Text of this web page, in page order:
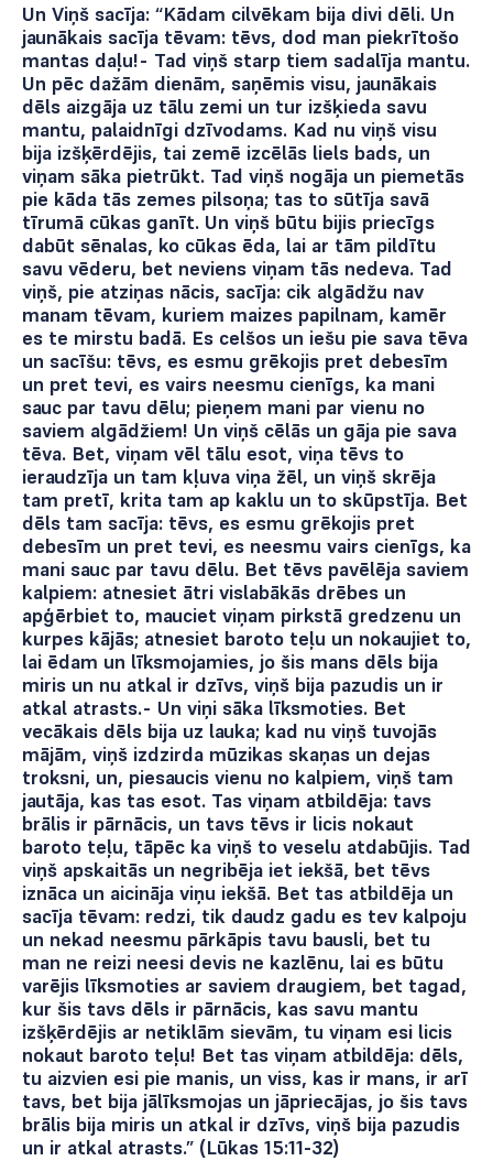
Un Viņš sacīja: “Kādam cilvēkam bija divi dēli. Un
jaunākais sacīja tēvam: tēvs, dod man piekrītošo
mantas daļu!- Tad viņš starp tiem sadalīja mantu.
Un pēc dažām dienām, saņēmis visu, jaunākais
dēls aizgāja uz tālu zemi un tur izšķieda savu
mantu, palaidnīgi dzīvodams. Kad nu viņš visu
bija izšķērdējis, tai zemē izcēlās liels bads, un
viņam sāka pietrūkt. Tad viņš nogāja un piemetās
pie kāda tās zemes pilsoņa; tas to sūtīja savā
tīrumā cūkas ganīt. Un viņš būtu bijis priecīgs
dabūt sēnalas, ko cūkas ēda, lai ar tām pildītu
savu vēderu, bet neviens viņam tās nedeva. Tad
viņš, pie atziņas nācis, sacīja: cik algādžu nav
manam tēvam, kuriem maizes papilnam, kamēr
es te mirstu badā. Es celšos un iešu pie sava tēva
un sacīšu: tēvs, es esmu grēkojis pret debesīm
un pret tevi, es vairs neesmu cienīgs, ka mani
sauc par tavu dēlu; pieņem mani par vienu no
saviem algādžiem! Un viņš cēlās un gāja pie sava
tēva. Bet, viņam vēl tālu esot, viņa tēvs to
ieraudzīja un tam kļuva viņa žēl, un viņš skrēja
tam pretī, krita tam ap kaklu un to skūpstīja. Bet
dēls tam sacīja: tēvs, es esmu grēkojis pret
debesīm un pret tevi, es neesmu vairs cienīgs, ka
mani sauc par tavu dēlu. Bet tēvs pavēlēja saviem
kalpiem: atnesiet ātri vislabākās drēbes un
apģērbiet to, mauciet viņam pirkstā gredzenu un
kurpes kājās; atnesiet baroto teļu un nokaujiet to,
lai ēdam un līksmojamies, jo šis mans dēls bija
miris un nu atkal ir dzīvs, viņš bija pazudis un ir
atkal atrasts.- Un viņi sāka līksmoties. Bet
vecākais dēls bija uz lauka; kad nu viņš tuvojās
mājām, viņš izdzirda mūzikas skaņas un dejas
troksni, un, piesaucis vienu no kalpiem, viņš tam
jautāja, kas tas esot. Tas viņam atbildēja: tavs
brālis ir pārnācis, un tavs tēvs ir licis nokaut
baroto teļu, tāpēc ka viņš to veselu atdabūjis. Tad
viņš apskaitās un negribēja iet iekšā, bet tēvs
iznāca un aicināja viņu iekšā. Bet tas atbildēja un
sacīja tēvam: redzi, tik daudz gadu es tev kalpoju
un nekad neesmu pārkāpis tavu bausli, bet tu
man ne reizi neesi devis ne kazlēnu, lai es būtu
varējis līksmoties ar saviem draugiem, bet tagad,
kur šis tavs dēls ir pārnācis, kas savu mantu
izšķērdējis ar netiklām sievām, tu viņam esi licis
nokaut baroto teļu! Bet tas viņam atbildēja: dēls,
tu aizvien esi pie manis, un viss, kas ir mans, ir arī
tavs, bet bija jālīksmojas un jāpriecājas, jo šis tavs
brālis bija miris un atkal ir dzīvs, viņš bija pazudis
un ir atkal atrasts.” (Lūkas 15:11-­32)